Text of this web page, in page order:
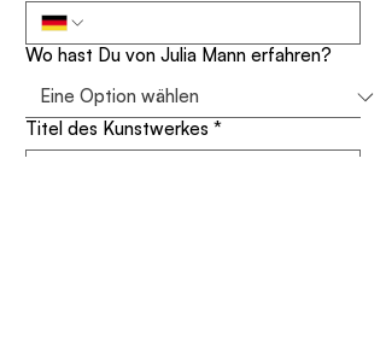
Wo hast Du von Julia Mann erfahren?
Titel des Kunstwerkes *